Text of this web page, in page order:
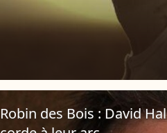
Robin des Bois : David